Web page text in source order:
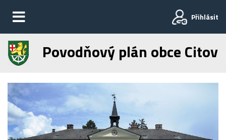
Přihlásit
Povodňový plán obce Citov